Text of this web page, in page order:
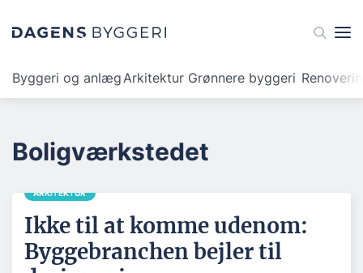
Byggeri og anlægArkitektur Grønnere byggeri
Boligværkstedet
ARKITEKTUR
Ikke til at komme udenom:
Byggebranchen bejler til